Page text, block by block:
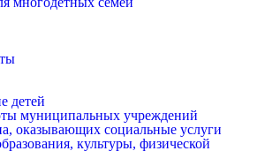
детей
муниципальных учреждений
оказывающих социальные услуги
культуры, физической